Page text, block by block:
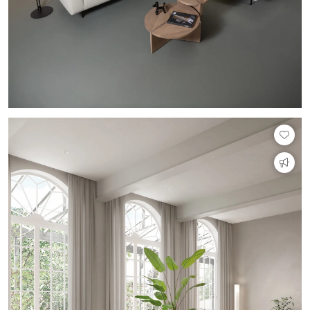
PVC vloeren
Wandafwerking
Beton Ciré
Behang / Wandtextiel
Natuursteen en keramiek
Leer
Schilderwerk
Stucwerk
Spuitwerk